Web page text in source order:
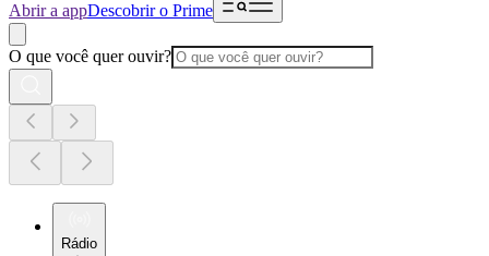
Abrir a appDescobrir o Prime
O que você quer ouvir?
Rádio